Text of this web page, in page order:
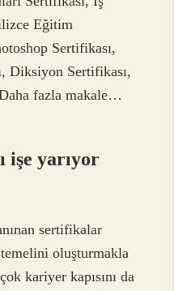
Eğitim
Sertifikası,
Diksiyon Sertifikası,
fazla makale…
işe yarıyor
sertifikalar
oluşturmakla
kariyer kapısını da